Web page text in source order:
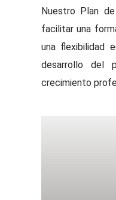
Nuestro Plan
facilitar una
una flexibilidad
desarrollo del
crecimiento